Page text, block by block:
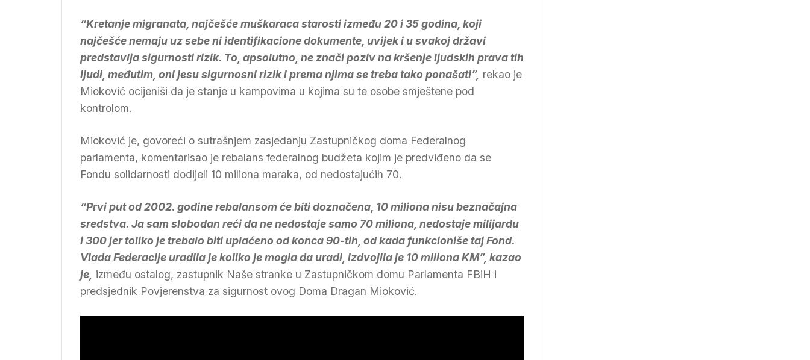
“Kretanje migranata, najčešće muškaraca starosti između 20 i 35 godina, koji
najčešće nemaju uz sebe ni identifikacione dokumente, uvijek i u svakoj državi
predstavlja sigurnosti rizik. To, apsolutno, ne znači poziv na kršenje ljudskih prava tih
ljudi, međutim, oni jesu sigurnosni rizik i prema njima se treba tako ponašati”, rekao je
Mioković ocijeniši da je stanje u kampovima u kojima su te osobe smještene pod
kontrolom.
Mioković je, govoreći o sutrašnjem zasjedanju Zastupničkog doma Federalnog
parlamenta, komentarisao je rebalans federalnog budžeta kojim je predviđeno da se
Fondu solidarnosti dodijeli 10 miliona maraka, od nedostajućih 70.
“Prvi put od 2002. godine rebalansom će biti doznačena, 10 miliona nisu beznačajna
sredstva. Ja sam slobodan reći da ne nedostaje samo 70 miliona, nedostaje milijardu
i 300 jer toliko je trebalo biti uplaćeno od konca 90-tih, od kada funkcioniše taj Fond.
Vlada Federacije uradila je koliko je mogla da uradi, izdvojila je 10 miliona KM”, kazao
je, između ostalog, zastupnik Naše stranke u Zastupničkom domu Parlamenta FBiH i
predsjednik Povjerenstva za sigurnost ovog Doma Dragan Mioković.